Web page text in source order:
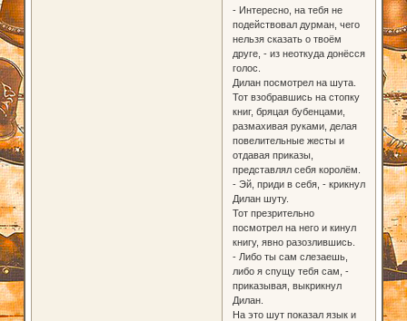
- Интересно, на тебя не
подействовал дурман, чего
нельзя сказать о твоём
друге, - из неоткуда донёсся
голос.
Дилан посмотрел на шута.
Тот взобравшись на стопку
книг, бряцая бубенцами,
размахивая руками, делая
повелительные жесты и
отдавая приказы,
представлял себя королём.
- Эй, приди в себя, - крикнул
Дилан шуту.
Тот презрительно
посмотрел на него и кинул
книгу, явно разозлившись.
- Либо ты сам слезаешь,
либо я спущу тебя сам, -
приказывая, выкрикнул
Дилан.
На это шут показал язык и